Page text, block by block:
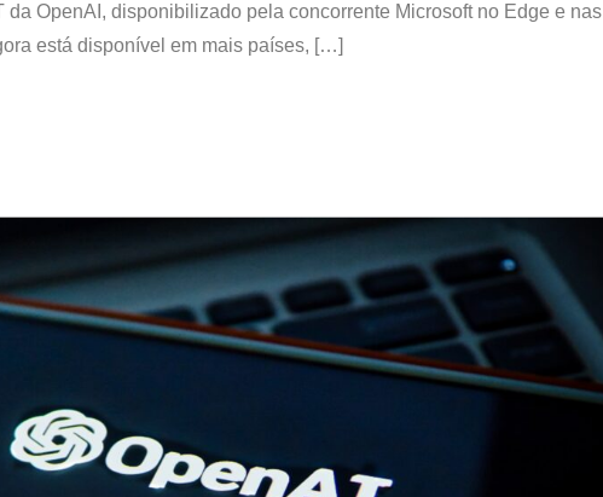
OpenAI, disponibilizado pela concorrente Microsoft no Edge e nas
está disponível em mais países, […]